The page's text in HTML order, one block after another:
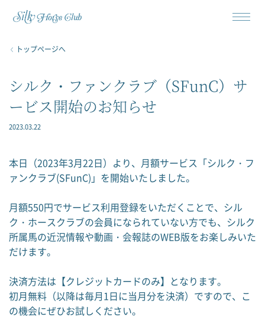
トップページへ
シルク・ファンクラブ（SFunC）サ
ービス開始のお知らせ
2023.03.22
本日（2023年3月22日）より、月額サービス「シルク・フ
ァンクラブ(SFunC)」を開始いたしました。
月額550円でサービス利用登録をいただくことで、シル
ク・ホースクラブの会員になられていない方でも、シルク
所属馬の近況情報や動画・会報誌のWEB版をお楽しみいた
だけます。
決済方法は【クレジットカードのみ】となります。
初月無料（以降は毎月1日に当月分を決済）ですので、こ
の機会にぜひお試しください。